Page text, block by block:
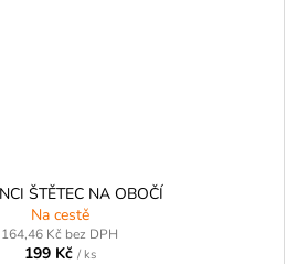
ŠTĚTEC NA OBOČÍ
Na cestě
164,46 Kč bez DPH
199 Kč / ks